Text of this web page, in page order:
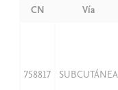
CN Vía
758817 SUBCUTÁNEA